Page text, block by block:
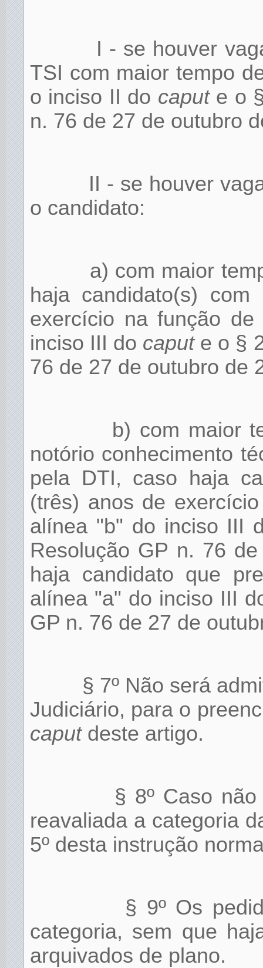
I - se houver
TSI com maior tempo
o inciso II do capute o §
n. 76 de 27 de outubro
II - se houver
o candidato:
a) com maior
haja candidato(s)
exercício na função
inciso III do capute o §
76 de 27 de outubro de
b) com maior
notório conhecimento
pela DTI, caso haja
(três) anos de
alínea "b" do inciso III
Resolução GP n. 76
haja candidato que
alínea "a" do inciso III
GP n. 76 de 27 de
§ 7º Não será
Judiciário, para o
caput deste artigo.
§ 8º Caso
reavaliada a categoria
5º desta instrução
§ 9º Os
categoria, sem que
arquivados de plano.